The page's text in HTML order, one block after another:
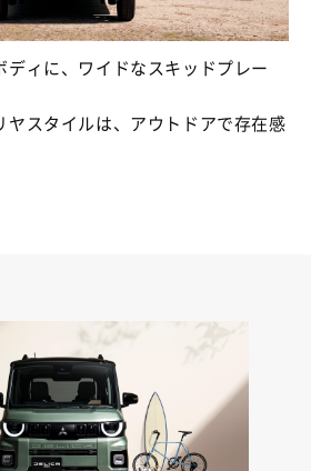
ディに、ワイドなスキッドプレー
ヤスタイルは、アウトドアで存在感